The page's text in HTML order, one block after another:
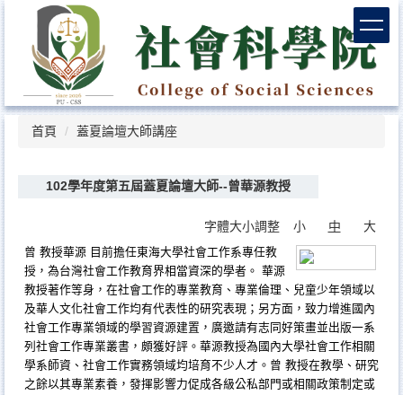
容
首頁 蓋夏論壇大師講座
102學年度第五屆蓋夏論壇大師--曾華源教授
字體大小調整 小 中 大
曾 教授華源 目前擔任東海大學社會工作系專任教
授，為台灣社會工作教育界相當資深的學者。 華源
教授著作等身，在社會工作的專業教育、專業倫理、兒童少年領域以
及華人文化社會工作均有代表性的研究表現；另方面，致力增進國內
社會工作專業領域的學習資源建置，廣邀請有志同好策畫並出版一系
列社會工作專業叢書，頗獲好評。華源教授為國內大學社會工作相關
學系師資、社會工作實務領域均培育不少人才。曾 教授在教學、研究
之餘以其專業素養，發揮影響力促成各級公私部門或相關政策制定或